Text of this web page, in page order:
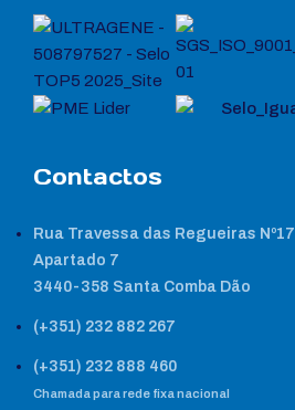
Contactos
Rua Travessa das Regueiras Nº17
Apartado 7
3440-358 Santa Comba Dão
(+351) 232 882 267
(+351) 232 888 460
Chamada para rede fixa nacional